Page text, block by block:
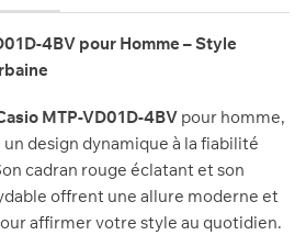
4BV pour Homme – Style
MTP-VD01D-4BV pour homme,
design dynamique à la fiabilité
cadran rouge éclatant et son
offrent une allure moderne et
affirmer votre style au quotidien.